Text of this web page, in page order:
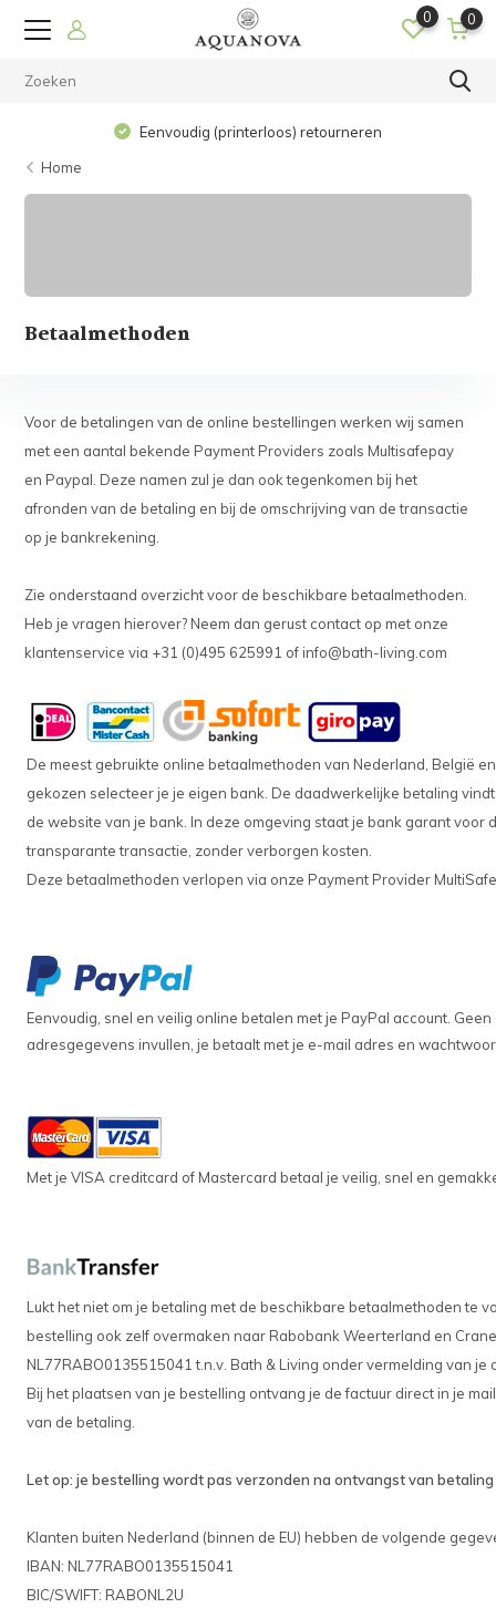
0 0
Eenvoudig (printerloos) retourneren
Home
Betaalmethoden
Voor de betalingen van de online bestellingen werken wij samen
met een aantal bekende Payment Providers zoals Multisafepay
en Paypal. Deze namen zul je dan ook tegenkomen bij het
afronden van de betaling en bij de omschrijving van de transactie
op je bankrekening.
Zie onderstaand overzicht voor de beschikbare betaalmethoden.
Heb je vragen hierover? Neem dan gerust contact op met onze
klantenservice via +31 (0)495 625991 of info@bath-living.com
De meest gebruikte online betaalmethoden van Nederland, België
gekozen selecteer je je eigen bank. De daadwerkelijke betaling
de website van je bank. In deze omgeving staat je bank garant voor
transparante transactie, zonder verborgen kosten.
Deze betaalmethoden verlopen via onze Payment Provider
Eenvoudig, snel en veilig online betalen met je PayPal account.
adresgegevens invullen, je betaalt met je e-mail adres en
Met je VISA creditcard of Mastercard betaal je veilig, snel en
Lukt het niet om je betaling met de beschikbare betaalmethoden te
bestelling ook zelf overmaken naar Rabobank Weerterland en
NL77RABO0135515041 t.n.v. Bath & Living onder vermelding van je
Bij het plaatsen van je bestelling ontvang je de factuur direct in je
van de betaling.
Let op: je bestelling wordt pas verzonden na ontvangst van betaling
Klanten buiten Nederland (binnen de EU) hebben de volgende
IBAN: NL77RABO0135515041
BIC/SWIFT: RABONL2U